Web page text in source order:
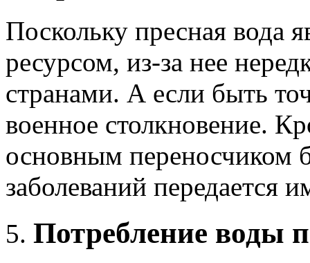
Поскольку пресная вода
ресурсом, из-за нее
странами. А если быть
военное столкновение.
основным переносчиком
заболеваний передается
Потребление воды